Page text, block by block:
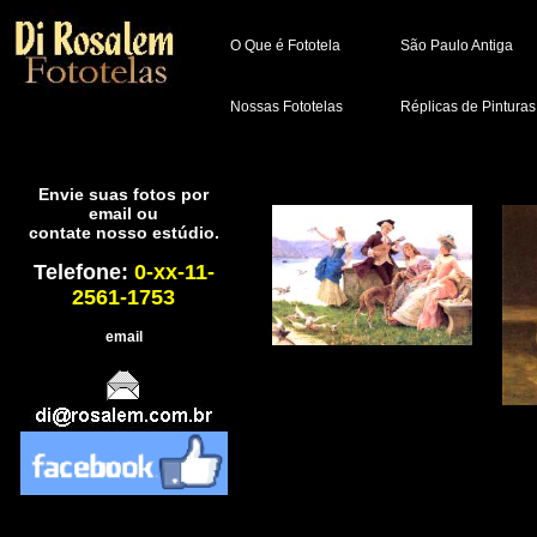
O Que é Fototela
Nossas Fototelas
São Paulo Antiga
Réplicas de Pinturas
Envie suas fotos por
email ou
contate nosso estúdio.
Telefone: 0-xx-11-
2561-1753
email